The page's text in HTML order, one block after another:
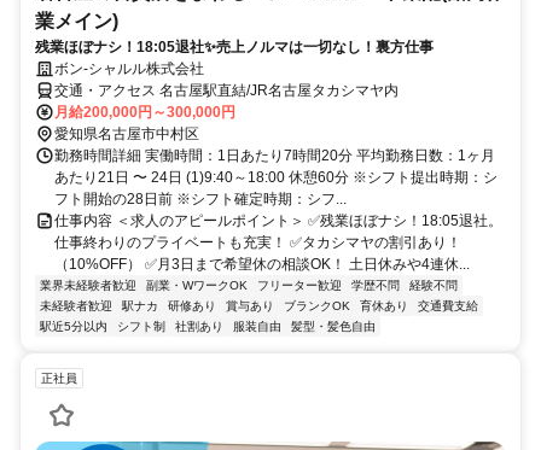
業メイン)
残業ほぼナシ！18:05退社✨売上ノルマは一切なし！裏方仕事
ボン-シャルル株式会社
交通・アクセス 名古屋駅直結/JR名古屋タカシマヤ内
月給200,000円～300,000円
愛知県名古屋市中村区
勤務時間詳細 実働時間：1日あたり7時間20分 平均勤務日数：1ヶ月
あたり21日 〜 24日 (1)9:40～18:00 休憩60分 ※シフト提出時期：シ
フト開始の28日前 ※シフト確定時期：シフ...
仕事内容 ＜求人のアピールポイント＞ ✅残業ほぼナシ！18:05退社。
仕事終わりのプライベートも充実！ ✅タカシマヤの割引あり！
（10%OFF） ✅月3日まで希望休の相談OK！ 土日休みや4連休...
業界未経験者歓迎 副業・WワークOK フリーター歓迎 学歴不問
経験不問
未経験者歓迎
駅ナカ 研修あり 賞与あり ブランクOK 育休あり
交通費支給
駅近5分以内
シフト制 社割あり 服装自由 髪型・髪色自由
正社員